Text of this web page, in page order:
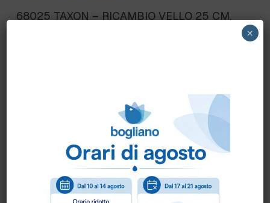
68025 TAXON – RICAMBIO VELLO 25 CM.
Come ordinare?
Puoi ordinare chiamando al0172 478161
oppure
scrivendo una mail a info@bogliano.it
Per ogni informazione siamo a disposizione.
×